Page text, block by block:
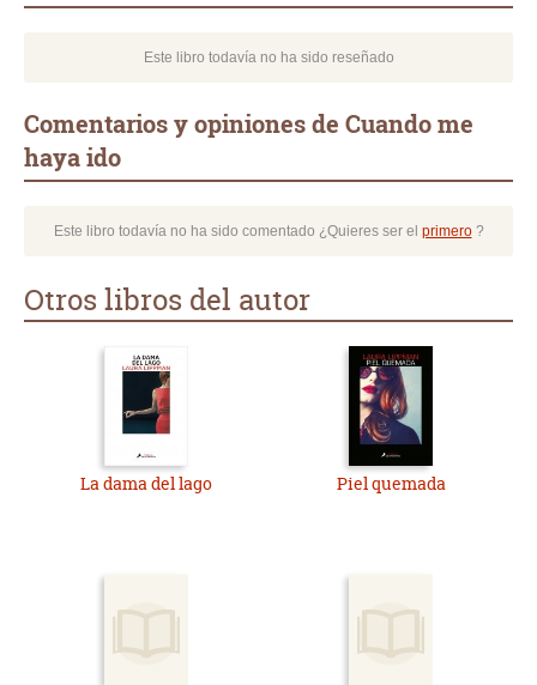
Este libro todavía no ha sido reseñado
Comentarios y opiniones de Cuando me
haya ido
Este libro todavía no ha sido comentado ¿Quieres ser el primero?
Otros libros del autor
La dama del lago Piel quemada